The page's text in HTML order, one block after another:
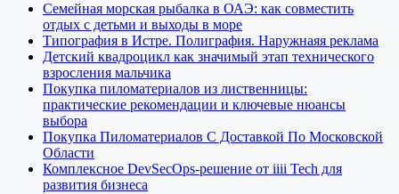
Семейная морская рыбалка в ОАЭ: как совместить
отдых с детьми и выходы в море
Типография в Истре. Полиграфия. Наружнаяя реклама
Детский квадроцикл как значимый этап технического
взросления мальчика
Покупка пиломатериалов из лиственницы:
практические рекомендации и ключевые нюансы
выбора
Покупка Пиломатериалов С Доставкой По Московской
Области
Комплексное DevSecOps-решение от iiii Tech для
развития бизнеса